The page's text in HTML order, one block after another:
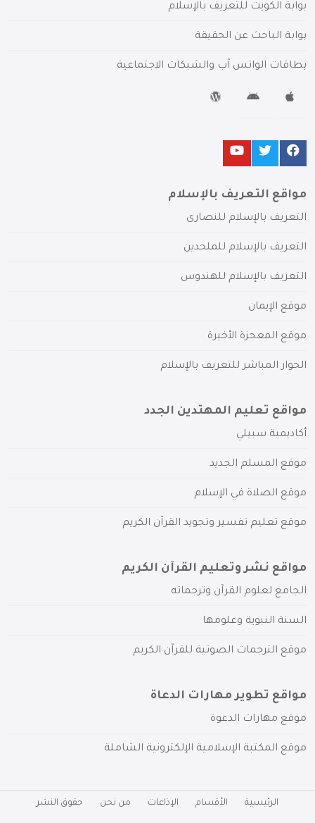
بوابة الكويت للتعريف بالإسلام
بوابة الباحث عن الحقيقة
بطاقات الواتس آب والشبكات الاجتماعية
مواقع التعريف بالإسلام
التعريف بالإسلام للنصارى
التعريف بالإسلام للملحدين
التعريف بالإسلام للهندوس
موقع الإيمان
موقع المعجزة الأخيرة
الحوار المباشر للتعريف بالإسلام
مواقع تعليم المهتدين الجدد
أكاديمية سبيلي
موقع المسلم الجديد
موقع الصلاة في الإسلام
موقع تعليم تفسير وتجويد القرآن الكريم
مواقع نشر وتعليم القرآن الكريم
الجامع لعلوم القرآن وترجماته
السنة النبوية وعلومها
موقع الترجمات الصوتية للقرآن الكريم
مواقع تطوير مهارات الدعاة
موقع مهارات الدعوة
موقع المكتبة الإسلامية الإلكترونية الشاملة
الرئيسية الأقسام الإذاعات من نحن حقوق النشر